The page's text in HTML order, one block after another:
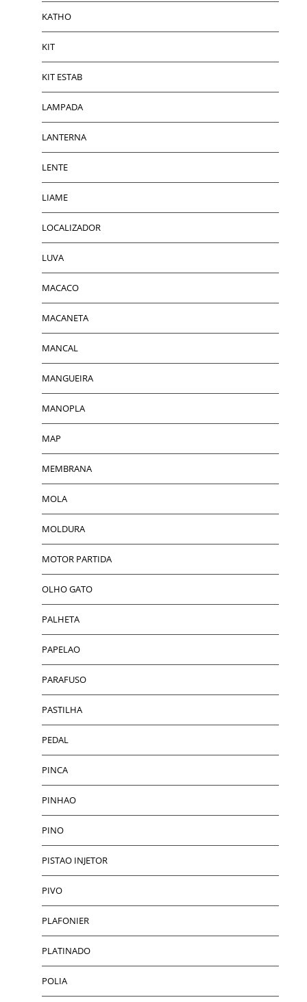
KATHO
KIT
KIT ESTAB
LAMPADA
LANTERNA
LENTE
LIAME
LOCALIZADOR
LUVA
MACACO
MACANETA
MANCAL
MANGUEIRA
MANOPLA
MAP
MEMBRANA
MOLA
MOLDURA
MOTOR PARTIDA
OLHO GATO
PALHETA
PAPELAO
PARAFUSO
PASTILHA
PEDAL
PINCA
PINHAO
PINO
PISTAO INJETOR
PIVO
PLAFONIER
PLATINADO
POLIA